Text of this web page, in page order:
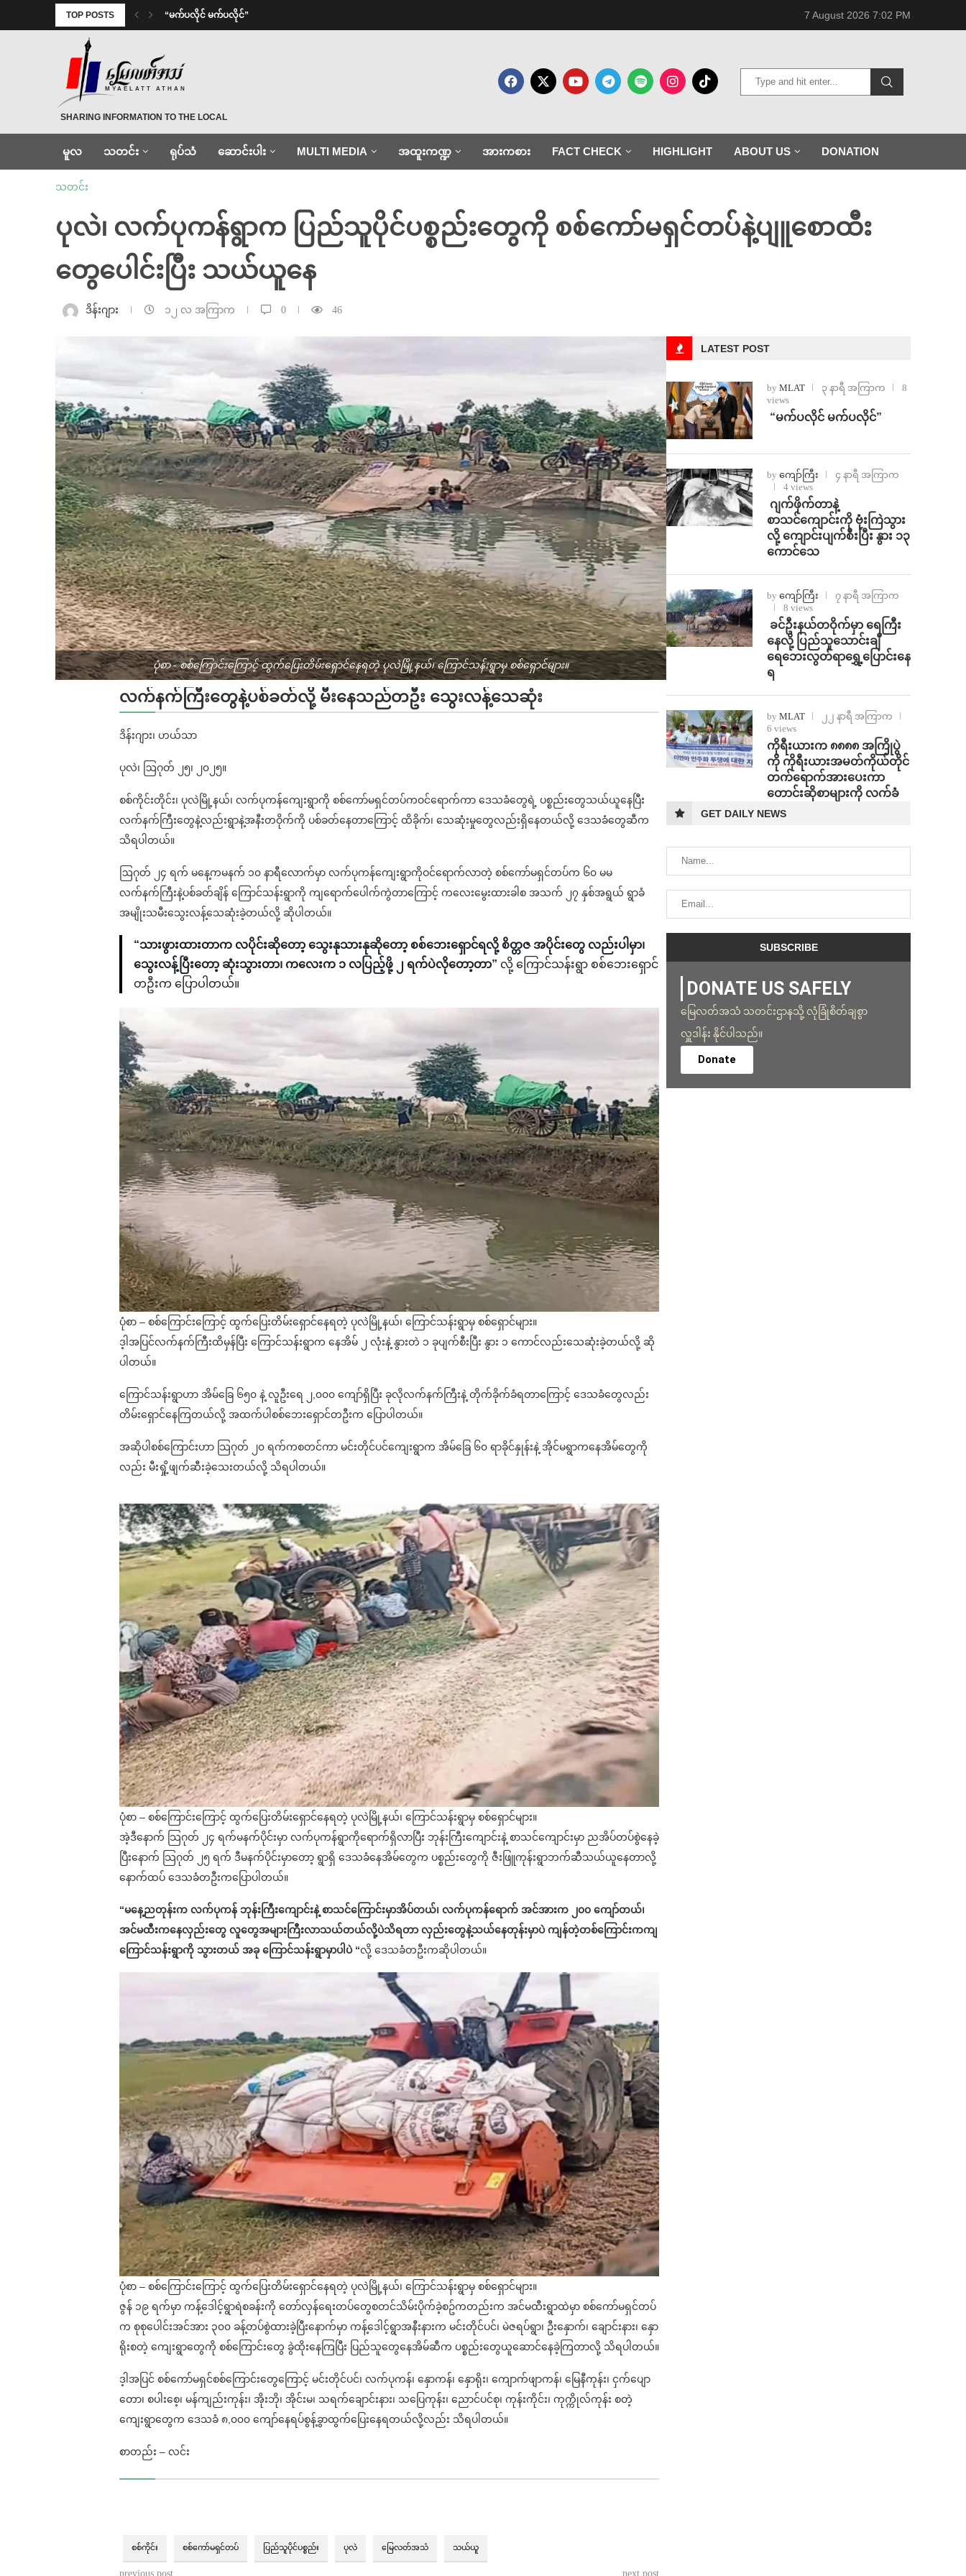
TOP POSTS ⁨ ⁨“မက်ပလိုင် မက်ပလိုင်” 7 August 2026 7:02 PM
MYAELATT ATHAN
SHARING INFORMATION TO THE LOCAL
မူလ သတင်း ရုပ်သံ ဆောင်းပါး MULTI MEDIA အထူးကဏ္ဍ အားကစား FACT CHECK HIGHLIGHT ABOUT US DONATION
သတင်း
ပုလဲ၊ လက်ပုကန်ရွာက ပြည်သူပိုင်ပစ္စည်းတွေကို စစ်ကော်မရှင်တပ်နဲ့ပျူစောထီး
တွေပေါင်းပြီး သယ်ယူနေ
ဒိန်းဂျား ၁၂ လ အကြာက 0 46
ပုံစာ - စစ်ကြောင်းကြောင့် ထွက်ပြေးတိမ်းရှောင်နေရတဲ့ ပုလဲမြို့နယ်၊ ကြောင်သန်းရွာမှ စစ်ရှောင်များ။
လက်နက်ကြီးတွေနဲ့ပစ်ခတ်လို့ မီးနေသည်တဦး သွေးလန့်သေဆုံး
ဒိန်းဂျား၊ ဟယ်သာ
ပုလဲ၊ ဩဂုတ် ၂၅၊ ၂၀၂၅။
စစ်ကိုင်းတိုင်း၊ ပုလဲမြို့နယ်၊ လက်ပုကန်ကျေးရွာကို စစ်ကော်မရှင်တပ်ကဝင်ရောက်ကာ ဒေသခံတွေရဲ့ ပစ္စည်းတွေသယ်ယူနေပြီး
လက်နက်ကြီးတွေနဲ့လည်းရွာနဲ့အနီးတဝိုက်ကို ပစ်ခတ်နေတာကြောင့် ထိခိုက်၊ သေဆုံးမှုတွေလည်းရှိနေတယ်လို့ ဒေသခံတွေဆီက
သိရပါတယ်။
ဩဂုတ် ၂၄ ရက် မနေ့ကမနက် ၁၀ နာရီလောက်မှာ လက်ပုကန်ကျေးရွာကိုဝင်ရောက်လာတဲ့ စစ်ကော်မရှင်တပ်က ၆၀ မမ
လက်နက်ကြီးနဲ့ပစ်ခတ်ချိန် ကြောင်သန်းရွာကို ကျရောက်ပေါက်ကွဲတာကြောင့် ကလေးမွေးထားခါစ အသက် ၂၇ နှစ်အရွယ် ရွာခံ
အမျိုးသမီးသွေးလန့်သေဆုံးခဲ့တယ်လို့ ဆိုပါတယ်။
“သားဖွားထားတာက လပိုင်းဆိုတော့ သွေးနုသားနုဆိုတော့ စစ်ဘေးရှောင်ရလို့ စိတ္တဇ အပိုင်းတွေ လည်းပါမှာ၊
သွေးလန့်ပြီးတော့ ဆုံးသွားတာ၊ ကလေးက ၁ လပြည့်ဖို့ ၂ ရက်ပဲလိုတော့တာ” လို့ ကြောင်သန်းရွာ စစ်ဘေးရှောင်
တဦးက ပြောပါတယ်။
ပုံစာ – စစ်ကြောင်းကြောင့် ထွက်ပြေးတိမ်းရှောင်နေရတဲ့ ပုလဲမြို့နယ်၊ ကြောင်သန်းရွာမှ စစ်ရှောင်များ။
ဒ့ါအပြင်လက်နက်ကြီးထိမှန်ပြီး ကြောင်သန်းရွာက နေအိမ် ၂ လုံးနဲ့ နွားတဲ ၁ ခုပျက်စီးပြီး နွား ၁ ကောင်လည်းသေဆုံးခဲ့တယ်လို့ ဆို
ပါတယ်။
ကြောင်သန်းရွာဟာ အိမ်ခြေ ၆၅၀ နဲ့ လူဦးရေ ၂,၀၀၀ ကျော်ရှိပြီး ခုလိုလက်နက်ကြီးနဲ့ တိုက်ခိုက်ခံရတာကြောင့် ဒေသခံတွေလည်း
တိမ်းရှောင်နေကြတယ်လို့ အထက်ပါစစ်ဘေးရှောင်တဦးက ပြောပါတယ်။
အဆိုပါစစ်ကြောင်းဟာ သြဂုတ် ၂၀ ရက်ကစတင်ကာ မင်းတိုင်ပင်ကျေးရွာက အိမ်ခြေ ၆၀ ရာခိုင်နှုန်းနဲ့ အိုင်မရွာကနေအိမ်တွေကို
လည်း မီးရှို့ဖျက်ဆီးခဲ့သေးတယ်လို့ သိရပါတယ်။
ပုံစာ – စစ်ကြောင်းကြောင့် ထွက်ပြေးတိမ်းရှောင်နေရတဲ့ ပုလဲမြို့နယ်၊ ကြောင်သန်းရွာမှ စစ်ရှောင်များ။
အဲ့ဒီနောက် သြဂုတ် ၂၄ ရက်မနက်ပိုင်းမှာ လက်ပုကန်ရွာကိုရောက်ရှိလာပြီး ဘုန်းကြီးကျောင်းနဲ့ စာသင်ကျောင်းမှာ ညအိပ်တပ်စွဲနေခဲ့
ပြီးနောက် သြဂုတ် ၂၅ ရက် ဒီမနက်ပိုင်းမှာတော့ ရွာရှိ ဒေသခံနေအိမ်တွေက ပစ္စည်းတွေကို ဇီးဖြူကုန်းရွာဘက်ဆီသယ်ယူနေတာလို့
နောက်ထပ် ဒေသခံတဦးကပြောပါတယ်။
“မနေ့ညတုန်းက လက်ပုကန် ဘုန်းကြီးကျောင်းနဲ့ စာသင်ကြောင်းမှာအိပ်တယ်၊ လက်ပုကန်ရောက် အင်အားက ၂၀၀ ကျော်တယ်၊
အင်မထီးကနေလှည်းတွေ လူတွေအများကြီးလာသယ်တယ်လို့ပဲသိရတာ လှည်းတွေနဲ့သယ်နေတုန်းမှာပဲ ကျန်တဲ့တစ်ကြောင်းကကျ
ကြောင်သန်းရွာကို သွားတယ် အခု ကြောင်သန်းရွာမှာပါပဲ “လို့ ဒေသခံတဦးကဆိုပါတယ်။
ပုံစာ – စစ်ကြောင်းကြောင့် ထွက်ပြေးတိမ်းရှောင်နေရတဲ့ ပုလဲမြို့နယ်၊ ကြောင်သန်းရွာမှ စစ်ရှောင်များ။
ဇွန် ၁၉ ရက်မှာ ကန့်ဒေါင့်ရွာရဲစခန်းကို တော်လှန်ရေးတပ်တွေစတင်သိမ်းပိုက်ခဲ့စဥ်ကတည်းက အင်မထီးရွာထဲမှာ စစ်ကော်မရှင်တပ်
က စုစုပေါင်းအင်အား ၃၀၀ ခန့်တပ်စွဲထားခဲ့ပြီးနောက်မှာ ကန့်ဒေါင့်ရွာအနီးနားက မင်းတိုင်ပင်၊ မဲဇရပ်ရွာ၊ ဦးနှောက်၊ ချောင်းနား၊ နှော
ရိုးစတဲ့ ကျေးရွာတွေကို စစ်ကြောင်းတွေ ခွဲထိုးနေကြပြီး ပြည်သူတွေနေအိမ်ဆီက ပစ္စည်းတွေယူဆောင်နေခဲ့ကြတာလို့ သိရပါတယ်။
ဒ့ါအပြင် စစ်ကော်မရှင်စစ်ကြောင်းတွေကြောင့် မင်းတိုင်ပင်၊ လက်ပုကန်၊ နှောကန်၊ နှောရိုး၊ ကျောက်ဖျာကန်၊ မြေနီကုန်း၊ ငှက်ပျော
တော၊ စပါးစေ့၊ မန်ကျည်းကုန်း၊ အိုးဘို၊ အိုင်းမ၊ သရက်ချောင်းနား၊ သပြေကုန်း၊ ညောင်ပင်စု၊ ကုန်းကိုင်း၊ ကုက္ကိုလ်ကုန်း စတဲ့
ကျေးရွာတွေက ဒေသခံ ၈,၀၀၀ ကျော်နေရပ်စွန့်ခွာထွက်ပြေးနေရတယ်လို့လည်း သိရပါတယ်။
စာတည်း – လင်း
စစ်ကိုင်း စစ်ကော်မရှင်တပ် ပြည်သူပိုင်ပစ္စည်း ပုလဲ မြေလတ်အသံ သယ်ယူ
previous post next post
LATEST POST
by MLAT ၃ နာရီ အကြာက
8
views
⁨ ⁨“မက်ပလိုင် မက်ပလိုင်”
by ကျော်ကြီး
၄ နာရီ အကြာက
4 views
⁨⁩ ⁨ဂျက်ဖိုက်တာနဲ့
စာသင်ကျောင်းကို ဗုံးကြဲသွား
လို့ ကျောင်းပျက်စီးပြီး နွား ၁၃
ကောင်သေ
by ကျော်ကြီး
၇ နာရီ အကြာက
8 views
⁩ ⁨ခင်ဦးနယ်တဝိုက်မှာ ရေကြီး
နေလို့ ပြည်သူသောင်းချီ
ရေဘေးလွတ်ရာရွှေ့ပြောင်းနေ
ရ
by MLAT
၂၂ နာရီ အကြာက
6 views
ကိုရီးယားက ၈၈၈၈ အကြိုပွဲ
ကို ကိုရီးယားအမတ်ကိုယ်တိုင်
တက်ရောက်အားပေးကာ
တောင်းဆိုစာများကို လက်ခံ
GET DAILY NEWS
DONATE US SAFELY
မြေလတ်အသံ သတင်းဌာနသို့ လုံခြုံစိတ်ချစွာ
လှူဒါန်း နိုင်ပါသည်။
Donate